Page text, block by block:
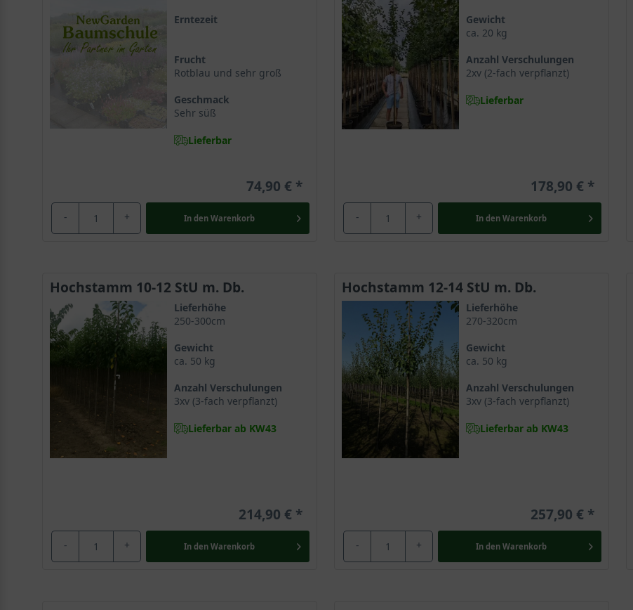
Erntezeit
Frucht
Rotblau und sehr groß
Geschmack
Sehr süß
Lieferbar
74,90 €
- + In den Warenkorb
Gewicht
ca. 20 kg
Anzahl Verschulungen
2xv (2-fach verpflanzt)
Lieferbar
178,90 €
- + In den Warenkorb
Hochstamm 10-12 StU m. Db.
Lieferhöhe
250-300cm
Gewicht
ca. 50 kg
Anzahl Verschulungen
3xv (3-fach verpflanzt)
Lieferbar ab KW43
214,90 €
- + In den Warenkorb
Hochstamm 12-14 StU m. Db.
Lieferhöhe
270-320cm
Gewicht
ca. 50 kg
Anzahl Verschulungen
3xv (3-fach verpflanzt)
Lieferbar ab KW43
257,90 €
- + In den Warenkorb